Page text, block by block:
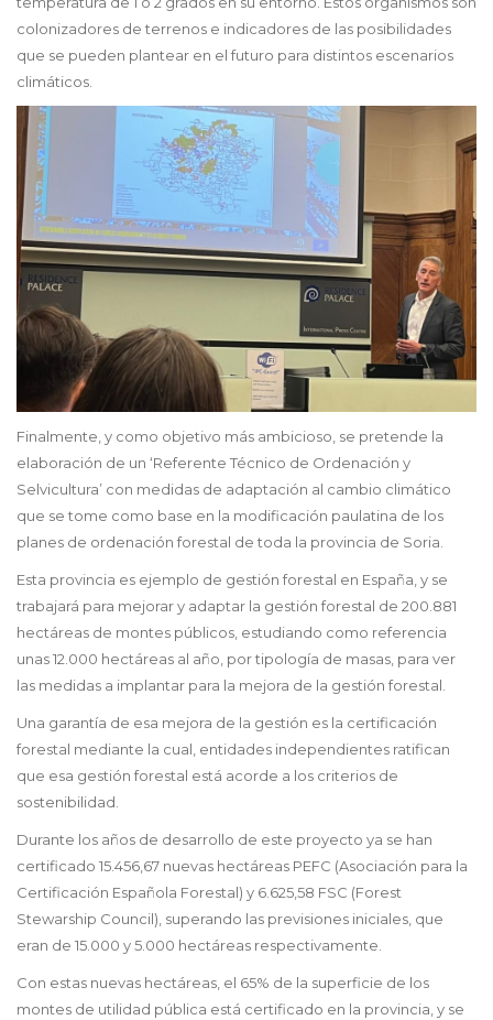
colonizadores de terrenos e indicadores de las posibilidades
que se pueden plantear en el futuro para distintos escenarios
climáticos.
Finalmente, y como objetivo más ambicioso, se pretende la
elaboración de un ‘Referente Técnico de Ordenación y
Selvicultura’ con medidas de adaptación al cambio climático
que se tome como base en la modificación paulatina de los
planes de ordenación forestal de toda la provincia de Soria.
Esta provincia es ejemplo de gestión forestal en España, y se
trabajará para mejorar y adaptar la gestión forestal de 200.881
hectáreas de montes públicos, estudiando como referencia
unas 12.000 hectáreas al año, por tipología de masas, para ver
las medidas a implantar para la mejora de la gestión forestal.
Una garantía de esa mejora de la gestión es la certificación
forestal mediante la cual, entidades independientes ratifican
que esa gestión forestal está acorde a los criterios de
sostenibilidad.
Durante los años de desarrollo de este proyecto ya se han
certificado 15.456,67 nuevas hectáreas PEFC (Asociación para la
Certificación Española Forestal) y 6.625,58 FSC (Forest
Stewarship Council), superando las previsiones iniciales, que
eran de 15.000 y 5.000 hectáreas respectivamente.
Con estas nuevas hectáreas, el 65% de la superficie de los
montes de utilidad pública está certificado en la provincia, y se